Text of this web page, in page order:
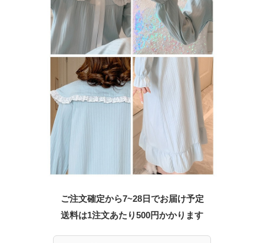
ご注文確定から7~28日でお届け予定
送料は1注文あたり500円かかります